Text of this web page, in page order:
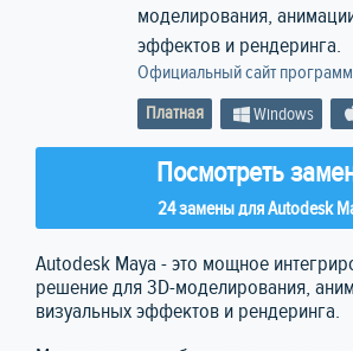
моделирования,
эффектов и рендеринга.
Официальный сайт
Платная Windows
Посмотреть
24 замены для Autodesk
Autodesk Maya - это мощное
решение для 3D-моделирования,
визуальных эффектов и рендеринга.